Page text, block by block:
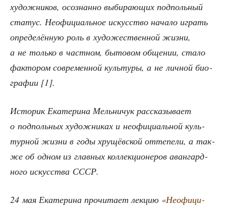
худож­ни­ков, осо­знан­но выби­ра­ю­щих под­поль­ный
ста­тус. Неофи­ци­аль­ное искус­ство нача­ло играть
опре­де­лён­ную роль в худо­же­ствен­ной жиз­ни,
а не толь­ко в част­ном, быто­вом обще­нии, ста­ло
фак­то­ром совре­мен­ной куль­ту­ры, а не лич­ной био­
гра­фии [1].
Исто­рик Ека­те­ри­на Мель­ни­чук рас­ска­зы­ва­ет
о под­поль­ных худож­ни­ках и неофи­ци­аль­ной куль­
тур­ной жиз­ни в годы хру­щёв­ской отте­пе­ли, а так­
же об одном из глав­ных кол­лек­ци­о­не­ров аван­гард­
но­го искус­ства СССР.
24 мая Ека­те­ри­на про­чи­та­ет лек­цию «Неофи­ци­